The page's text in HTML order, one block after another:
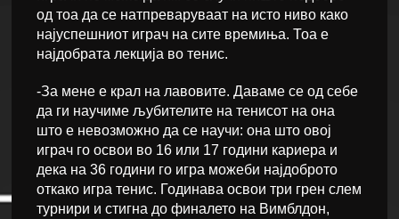
од тоа да се натпреваруваат на исто ниво како
најуспешниот играч на сите времиња. Тоа е
најдобрата лекција во тенис.
-За мене е крал на лавовите. Даваме се од себе
да ги научиме љубителите на тенисот на она
што е невозможно да се научи: она што овој
играч го освои во 16 или 17 години кариера и
дека на 36 години го игра можеби најдоброто
откако игра тенис. Годинава освои три грен слем
турнири и стигна до финалето на Вимблдон,